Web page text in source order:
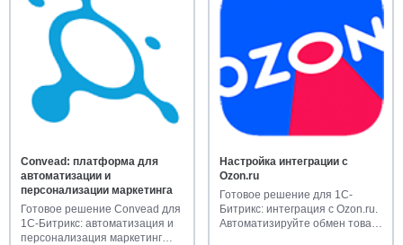
Convead: платформа для
автоматизации и
персонализации маркетинга
Готовое решение Convead для
1С-Битрикс: автоматизация и
персонализация маркетинг…
Настройка интеграции с
Ozon.ru
Готовое решение для 1С-
Битрикс: интеграция с Ozon.ru.
Автоматизируйте обмен това…